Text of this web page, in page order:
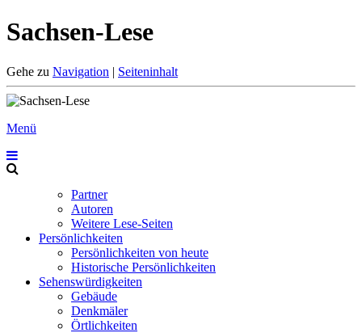
Sachsen-Lese
Gehe zu Navigation | Seiteninhalt
Menü
Partner
Autoren
Weitere Lese-Seiten
Persönlichkeiten
Persönlichkeiten von heute
Historische Persönlichkeiten
Sehenswürdigkeiten
Gebäude
Denkmäler
Örtlichkeiten